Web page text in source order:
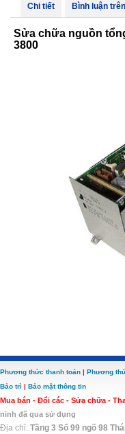
Chi tiết Bình luận
Sửa chữa nguồn
3800
Phương thức thanh toán | Phương
Bảo trì | Bảo mật thông tin
Mua bán - Đổi các - Sửa chữa -
ninh đã qua sử dụng
Địa chỉ: Tầng 3 Số 99 ngõ 98